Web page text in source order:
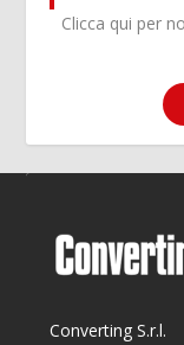
Clicca qui per
Converting S.r.l.